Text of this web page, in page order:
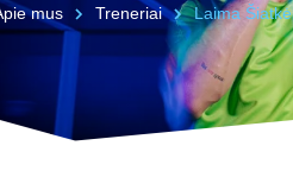
mus Treneriai Laima Šiatkė